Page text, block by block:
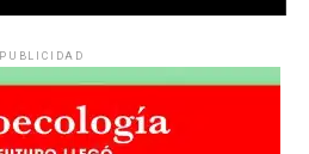
PUBLICIDAD